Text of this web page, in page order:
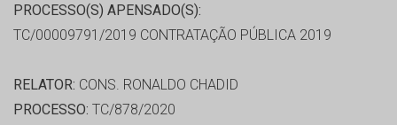
PROCESSO(S) APENSADO(S):
TC/00009791/2019 CONTRATAÇÃO PÚBLICA 2019
RELATOR: CONS. RONALDO CHADID
PROCESSO: TC/878/2020